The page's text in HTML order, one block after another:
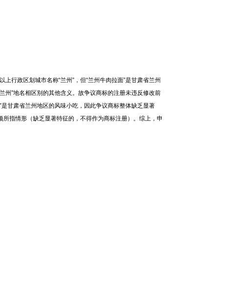
行政区划城市名称“兰州”，但“兰州牛肉拉面”是甘肃省兰州
州”地名相区别的其他含义。故争议商标的注册未违反修改前
甘肃省兰州地区的风味小吃，因此争议商标整体缺乏显著
指情形（缺乏显著特征的，不得作为商标注册）。综上，申